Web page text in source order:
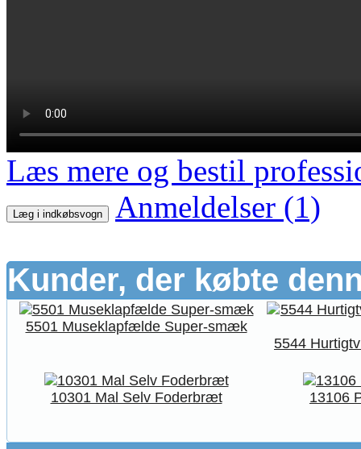
Læs mere og bestil
Læg i indkøbsvogn Anmeldelser (1)
Kunder, der købte
5501 Museklapfælde Super-smæk
5544
10301 Mal Selv Foderbræt 13106